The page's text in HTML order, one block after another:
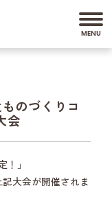
のづくりコ
会
！」
大会が開催されま